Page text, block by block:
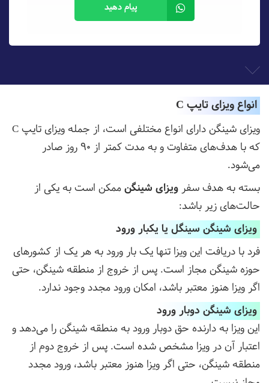
پیام دهید
انواع ویزای تایپ C
ویزای شینگن دارای انواع مختلفی است، از جمله ویزای تایپ C
که با هدف‌های متفاوت و به مدت کمتر از 90 روز صادر
می‌شود.
بسته به هدف سفرویزای شینگنممکن است به یکی از
حالت‌های زیر باشد:
ویزای شینگن سینگل یا یکبار ورود
فرد با دریافت این ویزا تنها یک بار ورود به هر یک از کشورهای
حوزه شینگن مجاز است. پس از خروج از منطقه شینگن، حتی
اگر ویزا هنوز معتبر باشد، امکان ورود مجدد وجود ندارد.
ویزای شینگن دوبار ورود
این ویزا به دارنده حق دوبار ورود به منطقه شینگن را می‌دهد و
اعتبار آن در ویزا مشخص شده است. پس از خروج دوم از
منطقه شینگن، حتی اگر ویزا هنوز معتبر باشد، ورود مجدد